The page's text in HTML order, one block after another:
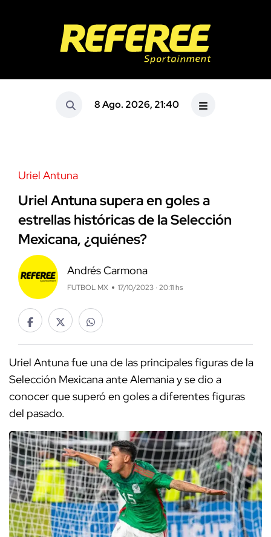
8 Ago. 2026, 21:40
Uriel Antuna
Uriel Antuna supera en goles a
estrellas históricas de la Selección
Mexicana, ¿quiénes?
Andrés Carmona
FUTBOL MX 17/10/2023 · 20:11 hs
Uriel Antuna fue una de las principales figuras de la
Selección Mexicana ante Alemania y se dio a
conocer que superó en goles a diferentes figuras
del pasado.